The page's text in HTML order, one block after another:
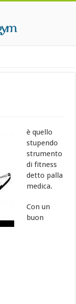
è quello
stupendo
strumento
di fitness
detto palla
medica.
Con un
buon